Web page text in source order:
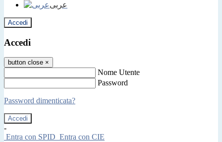
عربى
Accedi
Accedi
button close ×
Nome Utente
Password
Password dimenticata?
-
Entra con SPID Entra con CIE